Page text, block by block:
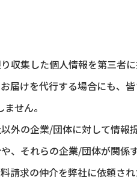
収集した個人情報を第三者
届けを代行する場合にも、
せん。
外の企業/団体に対して情報
、それらの企業/団体が関係
請求の仲介を弊社に依頼さ